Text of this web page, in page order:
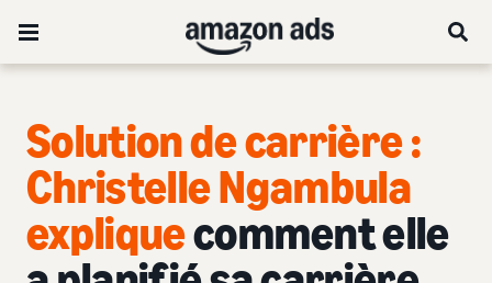
Solution de carrière :
Christelle Ngambula
expliquecomment elle